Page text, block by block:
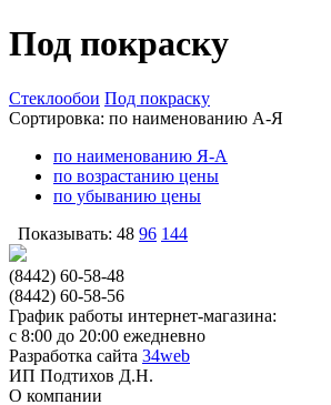
Под покраску
Стеклообои Под покраску
Сортировка: по наименованию А-Я
по наименованию Я-А
по возрастанию цены
по убыванию цены
Показывать: 48 96 144
(8442) 60-58-48
(8442) 60-58-56
График работы интернет-магазина:
с 8:00 до 20:00 ежедневно
Разработка сайта 34web
ИП Подтихов Д.Н.
О компании